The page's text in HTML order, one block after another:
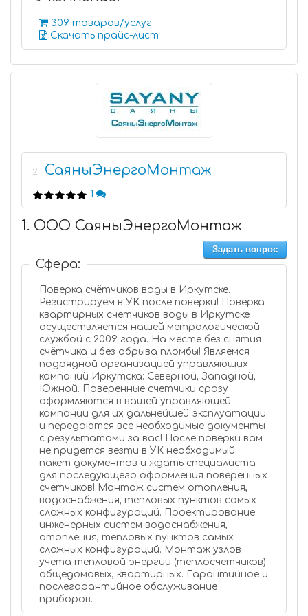
309 товаров/услуг
Скачать прайс-лист
2 СаяныЭнергоМонтаж
1
1. ООО СаяныЭнергоМонтаж
Задать вопрос
Сфера:
Поверка счётчиков воды в Иркутске.
Регистрируем в УК после поверки! Поверка
квартирных счетчиков воды в Иркутске
осуществляется нашей метрологической
службой с 2009 года. На месте без снятия
счётчика и без обрыва пломбы! Являемся
подрядной организацией управляющих
компаний Иркутска: Северной, Западной,
Южной. Поверенные счетчики сразу
оформляются в вашей управляющей
компании для их дальнейшей эксплуатации
и передаются все необходимые документы
с результатами за вас! После поверки вам
не придется везти в УК необходимый
пакет документов и ждать специалиста
для последующего оформления поверенных
счетчиков! Монтаж систем отопления,
водоснабжения, тепловых пунктов самых
сложных конфигураций. Проектирование
инженерных систем водоснабжения,
отопления, тепловых пунктов самых
сложных конфигураций. Монтаж узлов
учета тепловой энергии (теплосчетчиков)
общедомовых, квартирных. Гарантийное и
послегарантийное обслуживание
приборов.